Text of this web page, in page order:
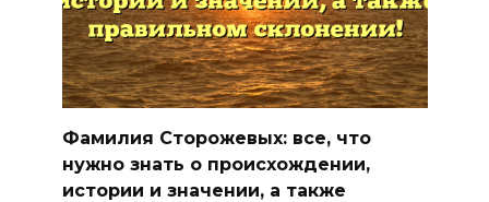
Фамилия Сторожевых: все, что
нужно знать о происхождении,
истории и значении, а также